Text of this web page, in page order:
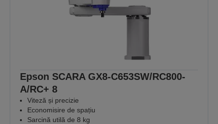
Epson SCARA GX8-C653SW/RC800-
A/RC+ 8
Viteză și precizie
Economisire de spațiu
Sarcină utilă de 8 kg